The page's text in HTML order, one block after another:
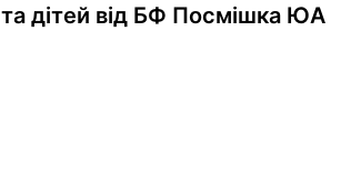
та дітей від БФ Посмішка ЮА